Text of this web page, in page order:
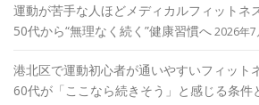
運動が苦手な人ほどメディカルフィットネ
50代から“無理なく続く”健康習慣へ2026年7
港北区で運動初心者が通いやすいフィット
60代が「ここなら続きそう」と感じる条件